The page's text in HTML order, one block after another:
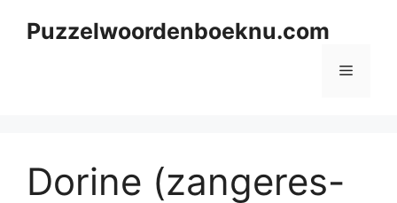
Puzzelwoordenboeknu.com
Menu
Dorine (zangeres-